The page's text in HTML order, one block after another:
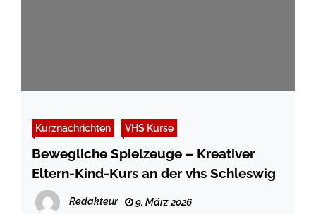
Kurznachrichten VHS Kurse
Bewegliche Spielzeuge – Kreativer
Eltern-Kind-Kurs an der vhs Schleswig
Redakteur 9. März 2026